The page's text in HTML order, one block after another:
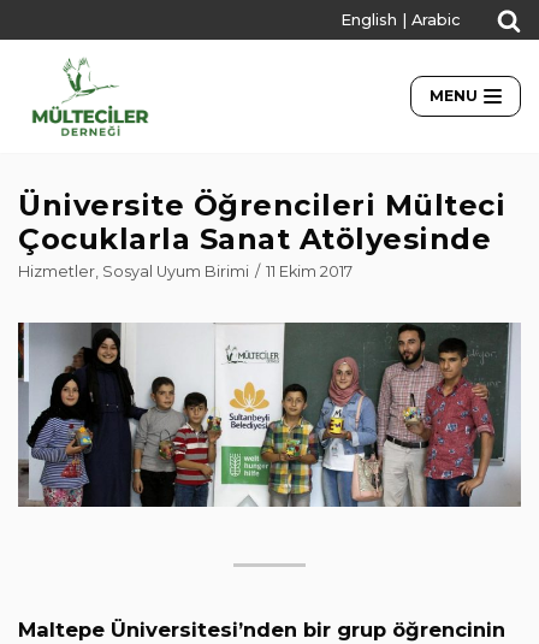
English Arabic
MENU
Üniversite Öğrencileri Mülteci
Çocuklarla Sanat Atölyesinde
Hizmetler, Sosyal Uyum Birimi 11 Ekim 2017
Maltepe Üniversitesi’nden bir grup öğrencinin